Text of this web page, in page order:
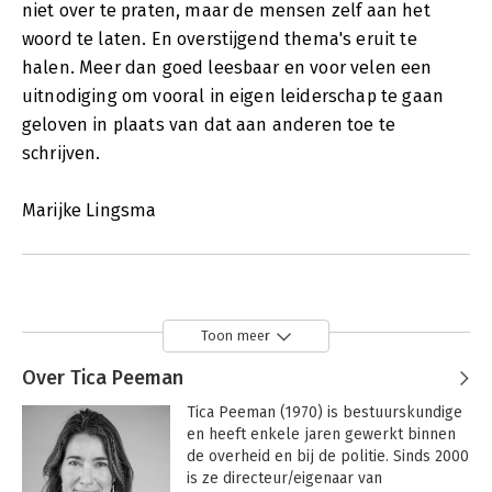
niet over te praten, maar de mensen zelf aan het
woord te laten. En overstijgend thema's eruit te
halen. Meer dan goed leesbaar en voor velen een
uitnodiging om vooral in eigen leiderschap te gaan
geloven in plaats van dat aan anderen toe te
schrijven.
Marijke Lingsma
Toon meer
Over Tica Peeman
Tica Peeman (1970) is bestuurskundige
en heeft enkele jaren gewerkt binnen
de overheid en bij de politie. Sinds 2000
is ze directeur/eigenaar van